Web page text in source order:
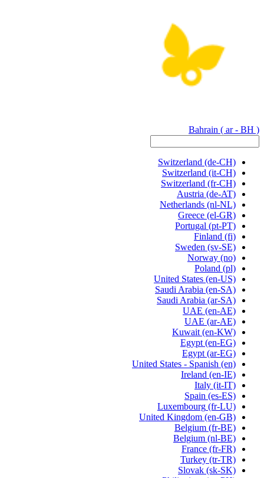
Bahrain ( ar - BH )
Switzerland (de-CH)
Switzerland (it-CH)
Switzerland (fr-CH)
Austria (de-AT)
Netherlands (nl-NL)
Greece (el-GR)
Portugal (pt-PT)
Finland (fi)
Sweden (sv-SE)
Norway (no)
Poland (pl)
United States (en-US)
Saudi Arabia (en-SA)
Saudi Arabia (ar-SA)
UAE (en-AE)
UAE (ar-AE)
Kuwait (en-KW)
Egypt (en-EG)
Egypt (ar-EG)
United States - Spanish (en)
Ireland (en-IE)
Italy (it-IT)
Spain (es-ES)
Luxembourg (fr-LU)
United Kingdom (en-GB)
Belgium (fr-BE)
Belgium (nl-BE)
France (fr-FR)
Turkey (tr-TR)
Slovak (sk-SK)